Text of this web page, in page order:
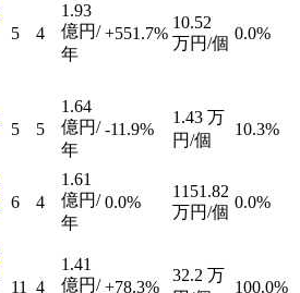
5 4
1.93
億円/
年
+551.7%
10.52
万円/個
0.0%
5 5
1.64
億円/
年
-11.9%
1.43 万
円/個
10.3%
6 4
1.61
億円/
年
0.0%
1151.82
万円/個
0.0%
11 4
1.41
億円/ +78.3%
32.2 万
100.0%